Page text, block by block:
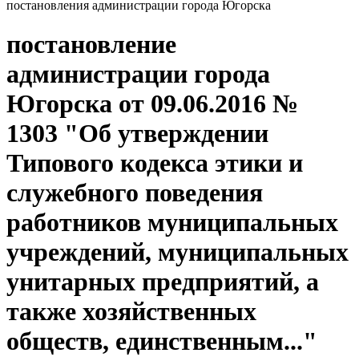
постановления администрации города Югорска
постановление
администрации города
Югорска от 09.06.2016 №
1303 "Об утверждении
Типового кодекса этики и
служебного поведения
работников муниципальных
учреждений, муниципальных
унитарных предприятий, а
также хозяйственных
обществ, единственным..."